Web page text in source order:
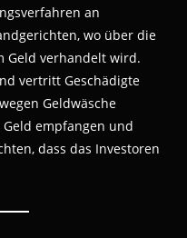
an
wo über die
Geld verhandelt wird.
vertritt Geschädigte
Geldwäsche
empfangen und
dass das Investoren